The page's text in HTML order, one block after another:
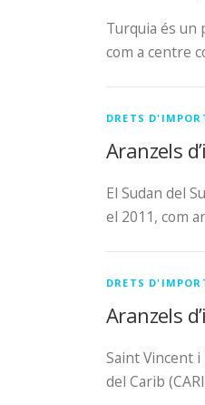
Turquia és un
com a centre
DRETS
Aranzels
El Sudan del
el 2011, com
DRETS
Aranzels
Saint Vincent
del Carib